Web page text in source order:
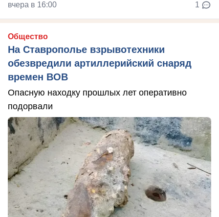
вчера в 16:00 1
Общество
На Ставрополье взрывотехники
обезвредили артиллерийский снаряд
времен ВОВ
Опасную находку прошлых лет оперативно
подорвали